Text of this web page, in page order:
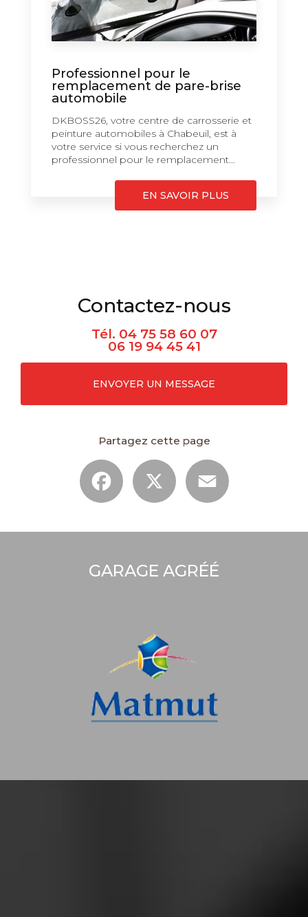
Professionnel pour le
remplacement de pare-brise
automobile
DKBOSS26, votre centre de carrosserie et
peinture automobiles à Chabeuil, est à
votre service si vous recherchez un
professionnel pour le remplacement...
EN SAVOIR PLUS
Contactez-nous
Tél. 04 75 58 60 07
06 19 94 45 41
ENVOYER UN MESSAGE
Partagez cette page
Facebook
GARAGE AGRÉÉ